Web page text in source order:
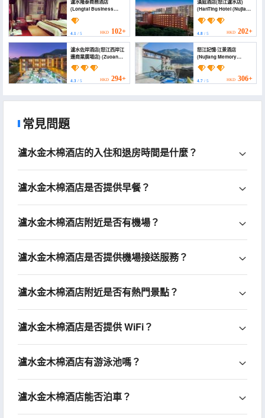
瀘水隆泰商務酒店
(Longtai Business
Hotel Lishui)
4.1 / 5 HKD 102+
漢庭酒店(怒江瀘水店)
(HanTing Hotel (Nujiang
Lushui))
4.8/ 5 HKD 202+
瀘水佐岸酒店(怒江西岸江
邊商業廣場店) (Zuoan
Hotel)
4.3 / 5 HKD 294+
怒江記憶·江景酒店
(Nujiang Memory
Riverview Hotel)
4.7/ 5 HKD 306+
常見問題
瀘水金木棉酒店的入住和退房時間是什麼？
瀘水金木棉酒店是否提供早餐？
瀘水金木棉酒店附近是否有機場？
瀘水金木棉酒店是否提供機場接送服務？
瀘水金木棉酒店附近是否有熱門景點？
瀘水金木棉酒店是否提供 WiFi？
瀘水金木棉酒店有游泳池嗎？
瀘水金木棉酒店能否泊車？